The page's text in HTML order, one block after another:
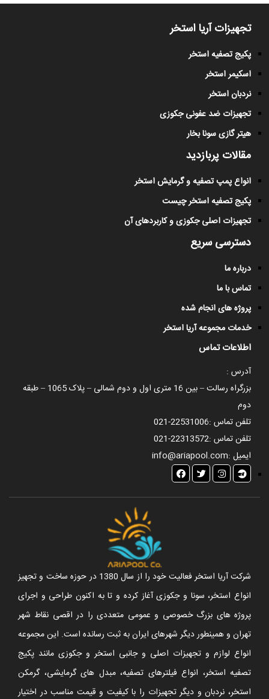
تجهیزات آریا استخر
پکیج تصفیه استخر
اسکیمر استخر
نردبان استخر
تجهیزات ضد عفونی جکوزی
هیتر گازی سونا بخار
مقالات پربازدید
انواع پمپ تصفیه و گرمایش استخر
پکیج تصفیه استخر چیست
تجهیزات اصلی جکوزی و کاربردهای آن
دسترسی سریع
درباره ما
تماس با ما
پروژه های انجام شده
خدمات مجموعه آریا استخر
اطلاعات تماس
آدرس :
بزرگراه رسالت – بین 16 متری اول و دوم شمالی – پلاک 1065 – طبقه
دوم
تلفن تماس :021-22531006
تلفن تماس :021-22313572
ایمیل :info@ariapool.com
شرکت آریا استخر فعالیت خود را از سال 1380 در حوزه ساخت و تجهیز
انواع استخر، سونا و جکوزی آغاز کرده و تا به اکنون طراحی و اجرای
پروژه های بزرگ خصوصی و عمومی متعددی را در اقصی نقاط شهر
تهران و همینطور دیگر شهرهای ایران به ثبت رسانده است. این مجموعه
انواع لوازم و تجهیزات اصلی و جانبی استخر و جکوزی مانند پکیج
تصفیه استخر، انواع فیلترهای تصفیه، مبدل های گرمایشی، گرمکن
استخر، نردبان و دیگر تجهیزات را با کیفیت و قیمت مناسب در اختیار